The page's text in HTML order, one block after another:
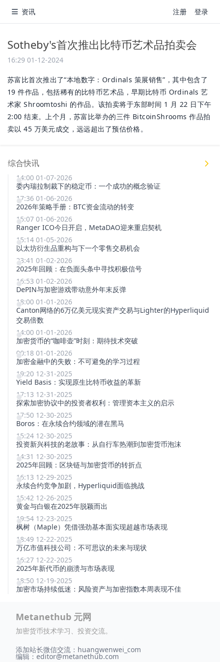
资讯 注册 登录
Sotheby's首次推出比特币艺术品拍卖会
16:29 01-12-2024
苏富比首次推出了“本地数字：Ordinals 策展销售”，其中包含了
19 件作品，包括稀有的比特币艺术品，早期比特币 Ordinals 艺
术家 Shroomtoshi 的作品。该拍卖将于东部时间 1 月 22 日下午
2:00 结束。上个月，苏富比举办的三件 BitcoinShrooms 作品拍
卖以 45 万美元成交，远远超出了预估价格。
综合快讯
14:00 01-07-2026
委内瑞拉制裁下的稳定币：一个成功的概念验证
17:36 01-06-2026
2026年策略手册：BTC资金流动的转变
15:07 01-06-2026
Ranger ICO今日开启，MetaDAO迎来重启契机
15:14 01-05-2026
以太坊衍生品重构与下一个零售交易机会
23:41 01-02-2026
2025年回顾：在负面头条中寻找积极信号
16:53 01-02-2026
DePIN与加密游戏带动意外年末反弹
18:00 01-01-2026
Canton网络的6万亿美元现实资产交易与Lighter的Hyperliquid
交易倍数
14:00 01-01-2026
加密货币的“咖啡壶”时刻：期待技术突破
00:18 01-01-2026
加密金融中的失败：不可避免的学习过程
19:20 12-31-2025
Yield Basis：实现原生比特币收益的革新
17:13 12-31-2025
探索加密协议中的投资者权利：管理资本主义的启示
17:50 12-30-2025
Boros：在永续合约领域的潜在黑马
15:24 12-30-2025
投资新兴科技的老故事：从自行车热潮到加密货币泡沫
14:31 12-30-2025
2025年回顾：区块链与加密货币的转折点
16:13 12-29-2025
永续合约竞争加剧，Hyperliquid面临挑战
15:42 12-26-2025
黄金与白银在2025年脱颖而出
19:54 12-23-2025
枫树（Maple）凭借强劲基本面实现超越市场表现
18:49 12-22-2025
万亿市值科技公司：不可思议的未来与现状
16:27 12-22-2025
2025年新代币的崩溃与市场表现
18:50 12-19-2025
加密市场持续低迷：风险资产与加密指数本周表现不佳
Metanethub 元网
加密货币技术学习、投资交流。
添加站长微信交流：huangwenwei_com
编辑：editor@metanethub.com